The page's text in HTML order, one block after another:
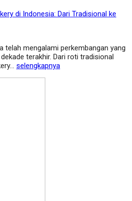
di Indonesia: Dari Tradisional ke
telah mengalami perkembangan yang
terakhir. Dari roti tradisional
selengkapnya